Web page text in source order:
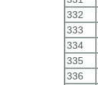
332
333
334
335
336